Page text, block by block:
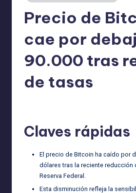
Precio de
cae por
90.000 tras
de tasas
Claves rápidas
El precio de Bitcoin ha caído por
dólares tras la reciente reducción
Reserva Federal.
Esta disminución refleja la